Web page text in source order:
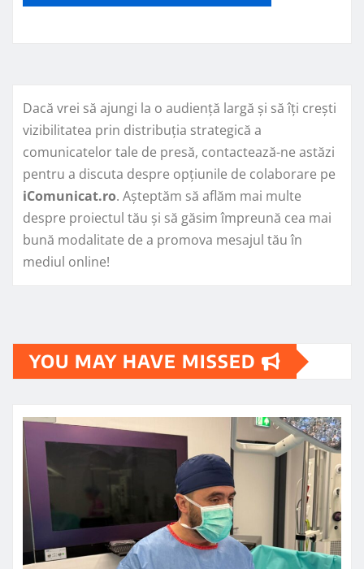
Dacă vrei să ajungi la o audiență largă și să îți crești
vizibilitatea prin distribuția strategică a
comunicatelor tale de presă, contactează-ne astăzi
pentru a discuta despre opțiunile de colaborare pe
iComunicat.ro. Așteptăm să aflăm mai multe
despre proiectul tău și să găsim împreună cea mai
bună modalitate de a promova mesajul tău în
mediul online!
YOU MAY HAVE MISSED